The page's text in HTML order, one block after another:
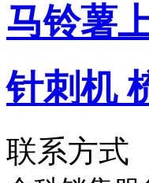
马铃薯
针刺机
联系方式